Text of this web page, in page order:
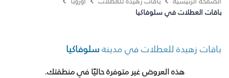
باقات العطلات في سلوفاكيا
باقات زهيدة للعطلات في مدينةسلوفاكيا
هذه العروض غير متوفرة حاليًا في منطقتك.